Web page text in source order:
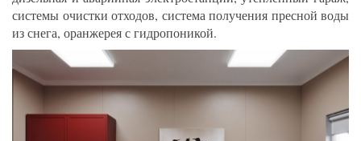
системы очистки отходов, система получения пресной воды
из снега, оранжерея с гидропоникой.